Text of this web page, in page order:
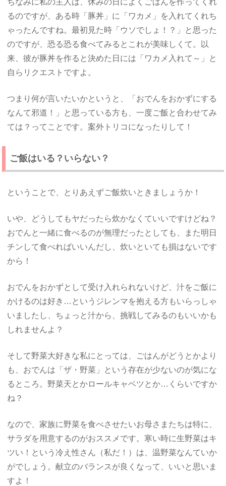
ちなみに私の主人は、休みの日によくごはんを作ってくれ
るのですが、ある時「豚丼」に「ワカメ」を入れてくれち
ゃったんですね。最初見た時「ウソでしょ！？」と思った
のですが、恐る恐る食べてみるとこれが美味しくて。以
来、彼が豚丼を作ると決めた日には「ワカメ入れて～」と
自らリクエストですよ。
つまり何が言いたいかというと、「おでんをおかずにする
なんて邪道！」と思っている方も、一度ご飯と合わせてみ
ては？ってことです。案外トリコになったりして！
ご飯はいる？いらない？
ということで、とりあえずご飯炊いときましょうか！
いや、どうしてもヤだったら炊かなくていいですけどね？
おでんと一緒に食べるのが無理だったとしても、また明日
チンして食べればいいんだし、炊いといても損はないです
から！
おでんをおかずとして受け入れられないけど、汁をご飯に
かけるのは好き…というジレンマを抱える方もいらっしゃ
いましたし、ちょっと汁から、挑戦してみるのもいいかも
しれませんよ？
そして野菜大好きな私にとっては、ごはんがどうとかより
も、おでんは「ザ・野菜」という存在が少ないのが気にな
るところ。野菜天とかロールキャベツとか…くらいですか
ね？
なので、家族に野菜を食べさせたいお母さまたちは特に、
サラダを用意するのがおススメです。寒い時に生野菜はキ
ツい！という冷え性さん（私だ！）は、温野菜なんていか
がでしょう。献立のバランスが良くなって、いいと思いま
すよ！